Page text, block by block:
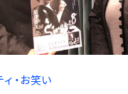
・お笑い